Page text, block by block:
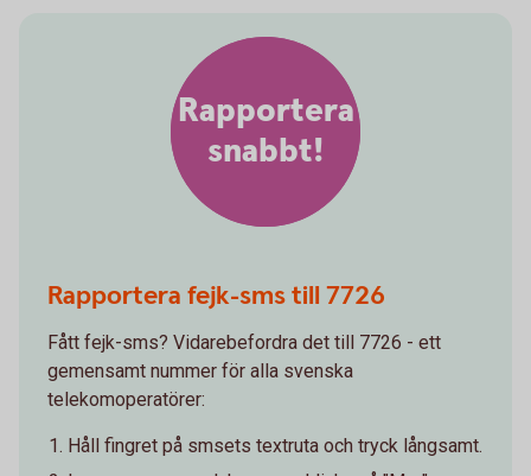
Rapportera fejk-sms till 7726
Fått fejk-sms? Vidarebefordra det till 7726 - ett
gemensamt nummer för alla svenska
telekomoperatörer:
Håll fingret på smsets textruta och tryck långsamt.
Rapportera
snabbt!